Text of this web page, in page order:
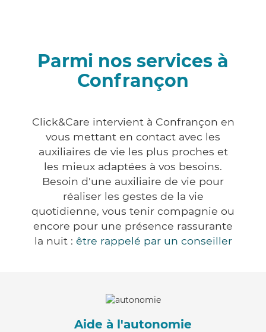
Parmi nos services à
Confrançon
Click&Care intervient à Confrançon en
vous mettant en contact avec les
auxiliaires de vie les plus proches et
les mieux adaptées à vos besoins.
Besoin d'une auxiliaire de vie pour
réaliser les gestes de la vie
quotidienne, vous tenir compagnie ou
encore pour une présence rassurante
la nuit : être rappelé par un conseiller
Aide à l'autonomie